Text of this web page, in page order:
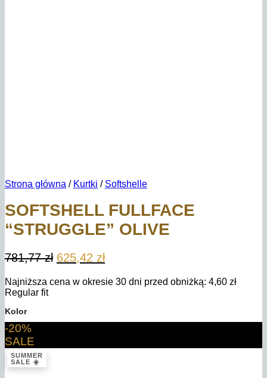
Strona główna / Kurtki / Softshelle
SOFTSHELL FULLFACE
“STRUGGLE” OLIVE
781,77zł Pierwotna
wynosiła:
625,42 złAktualna
wynosi:
Najniższa cena w okresie 30 dni przed obniżką: 4,60 zł
Regular fit
Kolor
-20%
SALE
SUMMER
SALE ☀️